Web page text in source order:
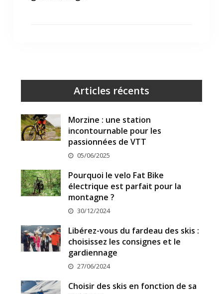
Articles récents
Morzine : une station
incontournable pour les
passionnées de VTT
05/06/2025
Pourquoi le velo Fat Bike
électrique est parfait pour la
montagne ?
30/12/2024
Libérez-vous du fardeau des skis :
choisissez les consignes et le
gardiennage
27/06/2024
Choisir des skis en fonction de sa